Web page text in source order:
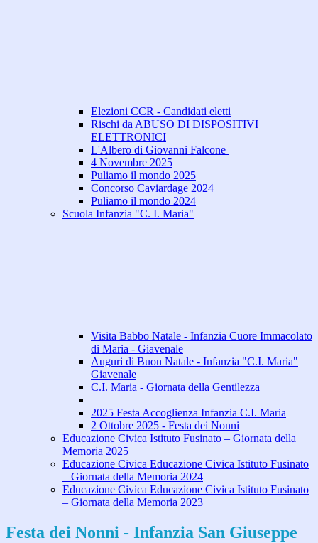
Elezioni CCR - Candidati eletti
Rischi da ABUSO DI DISPOSITIVI
ELETTRONICI
L'Albero di Giovanni Falcone
4 Novembre 2025
Puliamo il mondo 2025
Concorso Caviardage 2024
Puliamo il mondo 2024
Scuola Infanzia "C. I. Maria"
Visita Babbo Natale - Infanzia Cuore Immacolato
di Maria - Giavenale
Auguri di Buon Natale - Infanzia "C.I. Maria"
Giavenale
C.I. Maria - Giornata della Gentilezza
2025 Festa Accoglienza Infanzia C.I. Maria
2 Ottobre 2025 - Festa dei Nonni
Educazione Civica Istituto Fusinato – Giornata della
Memoria 2025
Educazione Civica Educazione Civica Istituto Fusinato
– Giornata della Memoria 2024
Educazione Civica Educazione Civica Istituto Fusinato
– Giornata della Memoria 2023
Festa dei Nonni - Infanzia San Giuseppe